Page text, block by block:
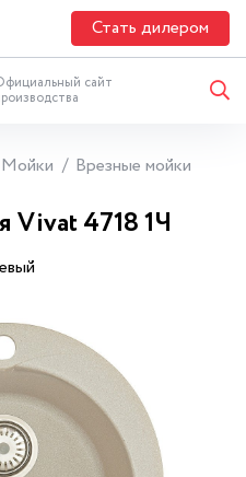
Стать дилером
сайт
Мойки Врезные мойки
Vivat 4718 1Ч